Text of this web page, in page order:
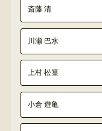
斎藤 清
川瀬 巴水
上村 松篁
小倉 遊亀